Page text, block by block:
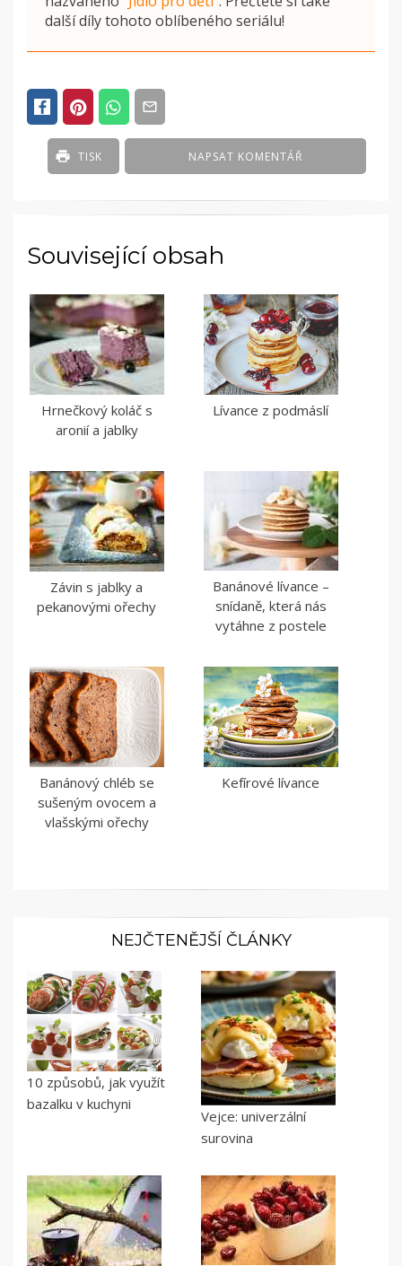
další díly tohoto oblíbeného seriálu!
NAPSAT KOMENTÁŘ
TISK
Související obsah
Hrnečkový koláč s
aronií a jablky
Lívance z podmáslí
Závin s jablky a
pekanovými ořechy
Banánové lívance –
snídaně, která nás
vytáhne z postele
Banánový chléb se
sušeným ovocem a
vlašskými ořechy
Kefírové lívance
NEJČTENĚJŠÍ ČLÁNKY
10 způsobů, jak využít
bazalku v kuchyni
Vejce: univerzální
surovina